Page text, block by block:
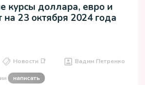
курсы доллара, евро и
на 23 октября 2024 года
Новости 📑 Вадим Петренко
написать